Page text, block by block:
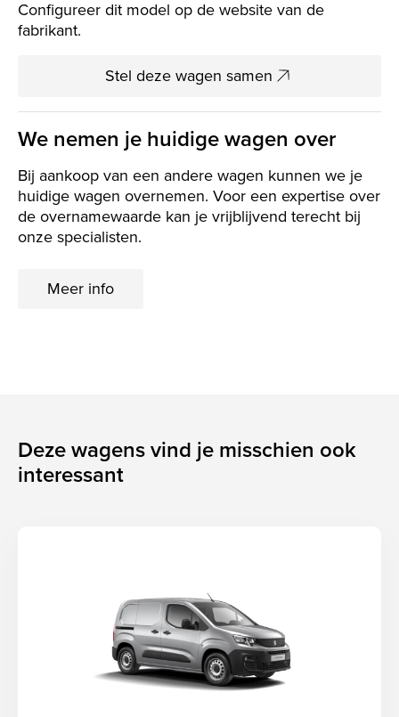
Configureer dit model op de website van de
fabrikant.
Stel deze wagen samen
We nemen je huidige wagen over
Bij aankoop van een andere wagen kunnen we je
huidige wagen overnemen. Voor een expertise over
de overnamewaarde kan je vrijblijvend terecht bij
onze specialisten.
Meer info
Deze wagens vind je misschien ook
interessant